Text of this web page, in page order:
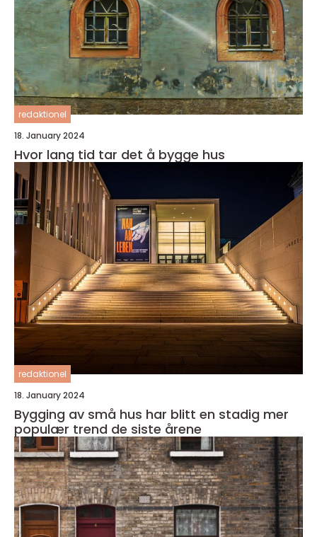
redaktionel
18. January 2024
Hvor lang tid tar det å bygge hus
redaktionel
18. January 2024
Bygging av små hus har blitt en stadig mer
populær trend de siste årene